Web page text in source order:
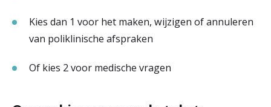
Kies dan 1 voor het maken, wijzigen of annuleren
van poliklinische afspraken
Of kies 2 voor medische vragen